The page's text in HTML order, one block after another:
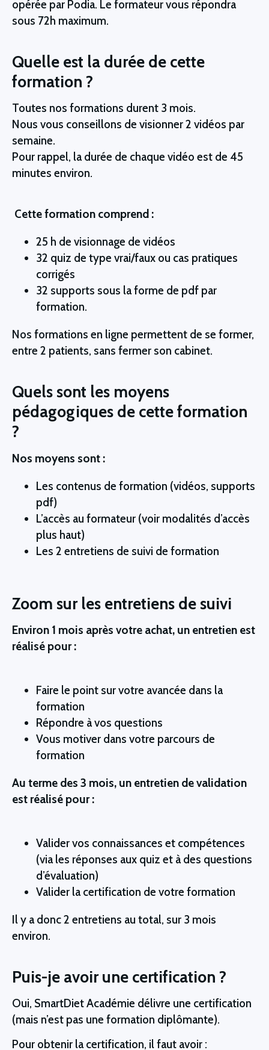
opérée par Podia. Le formateur vous répondra
sous 72h maximum.
Quelle est la durée de cette
formation ?
Toutes nos formations durent 3 mois.
Nous vous conseillons de visionner 2 vidéos par
semaine.
Pour rappel, la durée de chaque vidéo est de 45
minutes environ.
Cette formation comprend :
25 h de visionnage de vidéos
32 quiz de type vrai/faux ou cas pratiques
corrigés
32 supports sous la forme de pdf par
formation.
Nos formations en ligne permettent de se former,
entre 2 patients, sans fermer son cabinet.
Quels sont les moyens
pédagogiques de cette formation
?
Nos moyens sont :
Les contenus de formation (vidéos, supports
pdf)
L’accès au formateur (voir modalités d’accès
plus haut)
Les 2 entretiens de suivi de formation
Zoom sur les entretiens de suivi
Environ 1 mois après votre achat, un entretien est
réalisé pour :
Faire le point sur votre avancée dans la
formation
Répondre à vos questions
Vous motiver dans votre parcours de
formation
Au terme des 3 mois, un entretien de validation
est réalisé pour :
Valider vos connaissances et compétences
(via les réponses aux quiz et à des questions
d’évaluation)
Valider la certification de votre formation
Il y a donc 2 entretiens au total, sur 3 mois
environ.
Puis-je avoir une certification ?
Oui, SmartDiet Académie délivre une certification
(mais n’est pas une formation diplômante).
Pour obtenir la certification, il faut avoir :